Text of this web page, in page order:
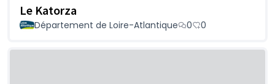
Le Katorza
Département de Loire-Atlantique 0 0